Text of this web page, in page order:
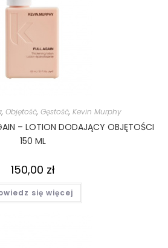
, Objętość, Gęstość, Kevin Murphy
– LOTION DODAJĄCY OBJĘTOŚCI
150 ML
150,00 zł
się więcej